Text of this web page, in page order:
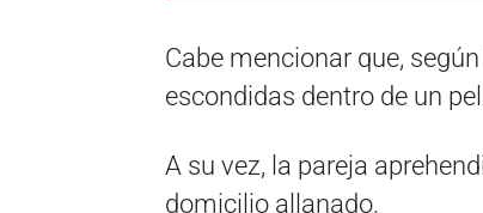
Cabe mencionar que,
escondidas dentro de un
A su vez, la pareja
domicilio allanado.